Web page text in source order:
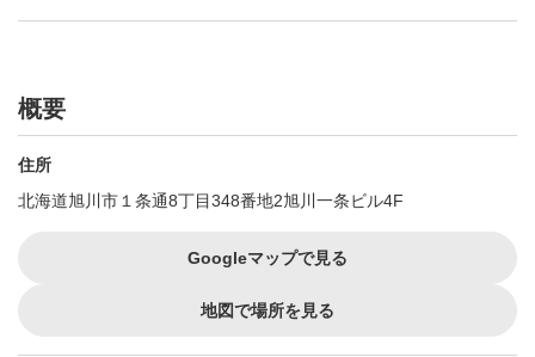
概要
住所
北海道旭川市１条通8丁目348番地2旭川一条ビル4F
Googleマップで見る
地図で場所を見る